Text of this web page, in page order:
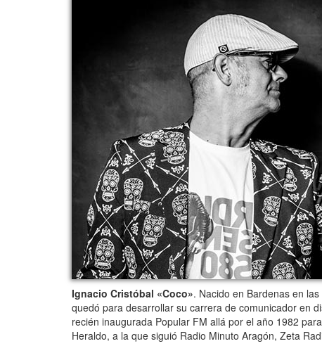
Ignacio Cristóbal «Coco». Nacido en Bardenas en
quedó para desarrollar su carrera de comunicador en
recién inaugurada Popular FM allá por el año 1982
Heraldo, a la que siguió Radio Minuto Aragón, Zeta